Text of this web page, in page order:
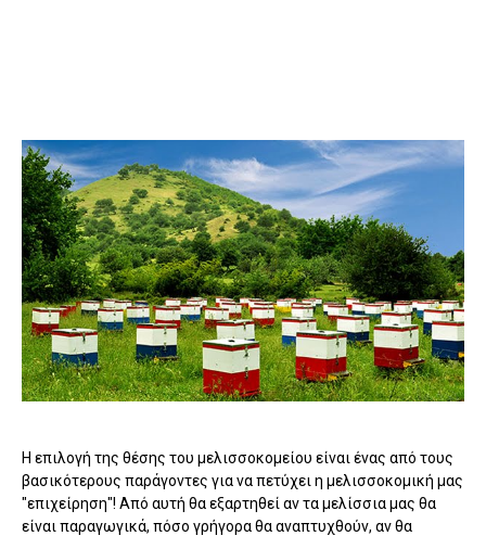
Η επιλογή της θέσης του μελισσοκομείου είναι ένας από τους
βασικότερους παράγοντες για να πετύχει η μελισσοκομική μας
"επιχείρηση"! Από αυτή θα εξαρτηθεί αν τα μελίσσια μας θα
είναι παραγωγικά, πόσο γρήγορα θα αναπτυχθούν, αν θα